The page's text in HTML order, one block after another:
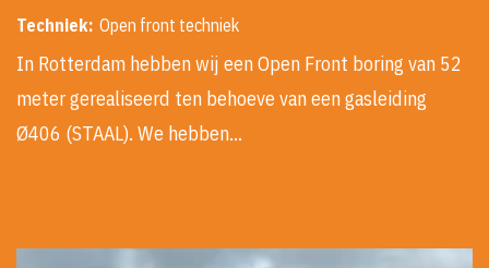
Techniek: Open front techniek
In Rotterdam hebben wij een Open Front boring van 52
meter gerealiseerd ten behoeve van een gasleiding
Ø406 (STAAL). We hebben…